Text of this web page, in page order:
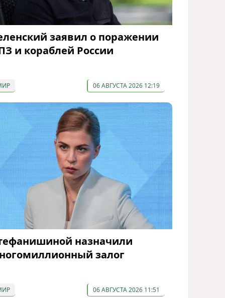
заявил о поражении
и кораблей России
06 АВГУСТА 2026 12:19
назначили
залог
06 АВГУСТА 2026 11:51